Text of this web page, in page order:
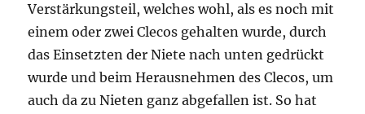
Verstärkungsteil, welches wohl, als es noch mit
einem oder zwei Clecos gehalten wurde, durch
das Einsetzten der Niete nach unten gedrückt
wurde und beim Herausnehmen des Clecos, um
auch da zu Nieten ganz abgefallen ist. So hat